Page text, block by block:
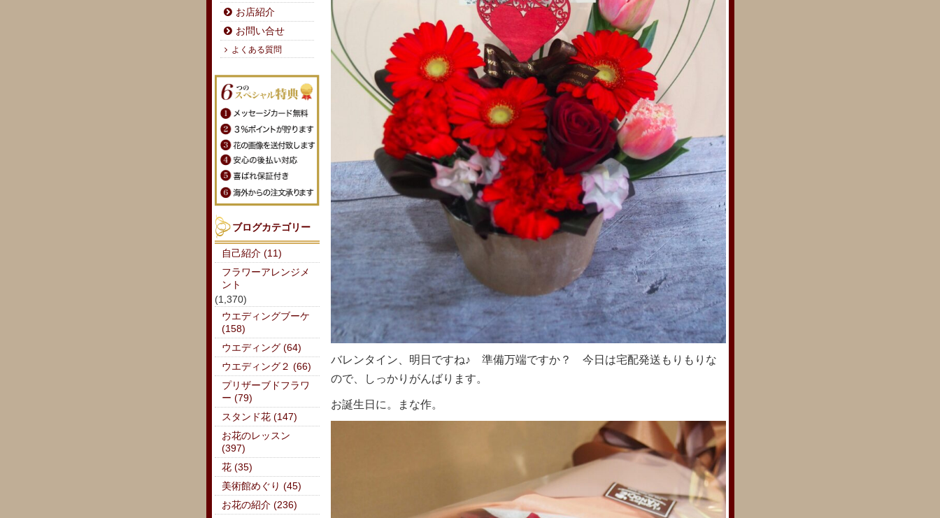
バレンタイン、明日ですね♪ 準備万端ですか？ 今日は宅配発送もりもりな
ので、しっかりがんばります。
お誕生日に。まな作。
お店紹介
お問い合せ
よくある質問
ブログカテゴリー
自己紹介 (11)
フラワーアレンジメ
ント
(1,370)
ウエディングブーケ
(158)
ウエディング (64)
ウエディング２ (66)
プリザーブドフラワ
ー (79)
スタンド花 (147)
お花のレッスン
(397)
花 (35)
美術館めぐり (45)
お花の紹介 (236)